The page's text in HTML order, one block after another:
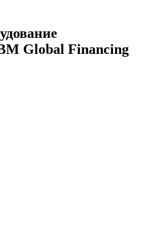
Global Financing